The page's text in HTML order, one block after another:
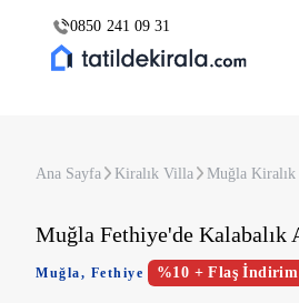
0850 241 09 31
Ana Sayfa Kiralık Villa Muğla
Muğla Fethiye'de
Muğla, Fethiye %10 + Flaş İndirim